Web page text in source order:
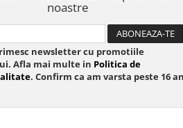
noastre
newsletter cu promotiile
Afla mai multe in Politica de
. Confirm ca am varsta peste 16